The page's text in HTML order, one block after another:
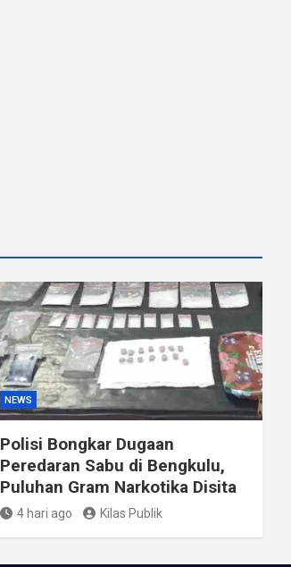
NEWS
Polisi Bongkar Dugaan
Peredaran Sabu di Bengkulu,
Puluhan Gram Narkotika Disita
4 hari ago Kilas Publik